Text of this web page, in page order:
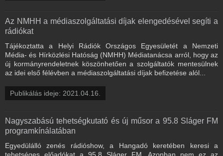
Az NMHH a médiaszolgáltatási díjak elengedésével segíti a
rádiókat
Tájékoztatta a Helyi Rádiók Országos Egyesületét a Nemzeti
Média- és Hírközlési Hatóság (NMHH) Médiatanácsa arról, hogy az
új kormányrendeletnek köszönhetően a szolgáltatók mentesülnek
az idei első félévben a médiaszolgáltatási díjak befizetése alól...
Publikálás ideje: 2021.04.16.
Nagyszabású tehetségkutató és új műsor a 95.8 Sláger FM
programkínálatában
Egyedülálló zenés rádióshow, a Hangadó keretében keresi a
tehetséges előadókat a 95.8 Sláger FM. Azonban nem ez az